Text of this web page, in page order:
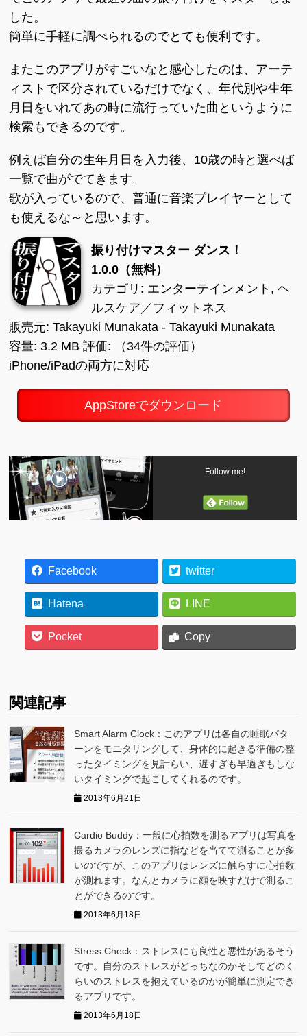
した。
簡単に手軽に調べられるのでとても便利です。
またこのアプリがすごいなと感心したのは、アーテ
ィストで区分されているだけでなく、年代別や生年
月日をいれてあの時に流行っていた曲というように
検索もできるのです。
例えば自分の生年月日を入力後、10歳の時と選べば
一覧で曲がでてきます。
歌が入っているので、普通に音楽プレイヤーとして
も使えるな～と思います。
振り付けマスター ダンス！
1.0.0（無料）
カテゴリ: エンターテインメント, ヘ
ルスケア／フィットネス
販売元: Takayuki Munakata - Takayuki Munakata
容量: 3.2 MB 評価: （34件の評価）
iPhone/iPadの両方に対応
AppStoreでダウンロード
Follow me!
Facebook twitter
Hatena LINE
Pocket Copy
関連記事
Smart Alarm Clock：このアプリは各自の睡眠パタ
ーンをモニタリングして、身体的に起きる準備の整
ったタイミングを見計らい、遅すぎも早過ぎもしな
いタイミングで起こしてくれるのです。
2013年6月21日
Cardio Buddy：一般に心拍数を測るアプリは写真を
撮るカメラのレンズに指などを当てて測ることが多
いのですが、このアプリはレンズに触らすに心拍数
が測れます。なんとカメラに顔を映すだけで測るこ
とができるのです。
2013年6月18日
Stress Check：ストレスにも良性と悪性があるそう
です。自分のストレスがどっちなのかそしてどのく
らいのストレスを抱えているのかが簡単に測定でき
るアプリです。
2013年6月18日